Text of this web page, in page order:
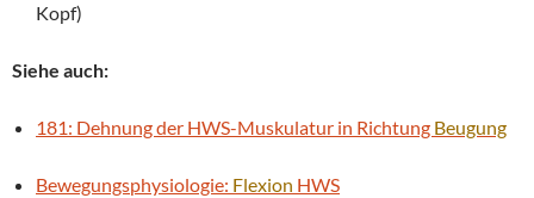
Kopf)
Siehe auch:
181: Dehnung der HWS-Muskulatur in Richtung Beugung
Bewegungsphysiologie: Flexion HWS